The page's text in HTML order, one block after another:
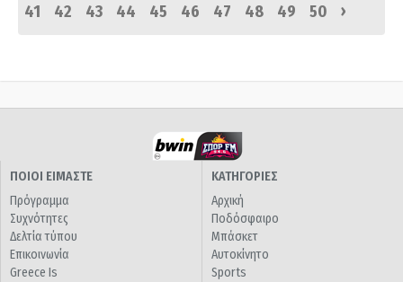
41
42 43 44 45 46 47 48 49 50 ›
ΠΟΙΟΙ ΕΙΜΑΣΤΕ
Πρόγραμμα
Συχνότητες
Δελτία τύπου
Επικοινωνία
Greece Is
ΚΑΤΗΓΟΡΙΕΣ
Αρχική
Ποδόσφαιρο
Μπάσκετ
Αυτοκίνητο
Sports